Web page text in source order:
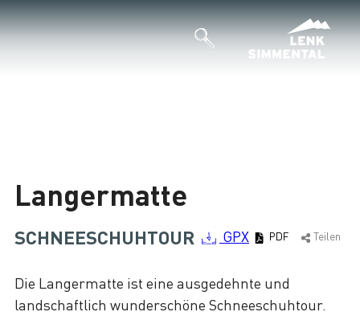
Langermatte
SCHNEESCHUHTOUR GPX PDF Teilen
Die Langermatte ist eine ausgedehnte und
landschaftlich wunderschöne Schneeschuhtour.